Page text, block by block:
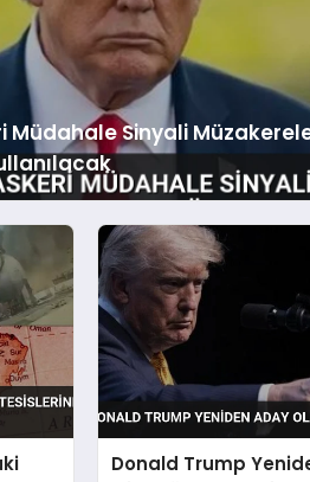
Müdahale Sinyali
Donald Trump